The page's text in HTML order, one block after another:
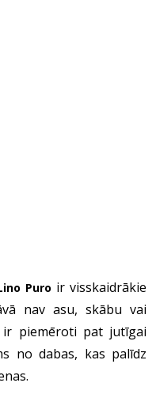
Puro ir visskaidrākie
nav asu, skābu vai
piemēroti pat jutīgai
no dabas, kas palīdz